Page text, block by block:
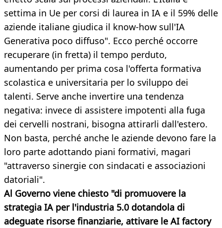
settima in Ue per corsi di laurea in IA e il 59% delle
aziende italiane giudica il know-how sull'IA
Generativa poco diffuso". Ecco perché occorre
recuperare (in fretta) il tempo perduto,
aumentando per prima cosa l'offerta formativa
scolastica e universitaria per lo sviluppo dei
talenti. Serve anche invertire una tendenza
negativa: invece di assistere impotenti alla fuga
dei cervelli nostrani, bisogna attirarli dall'estero.
Non basta, perché anche le aziende devono fare la
loro parte adottando piani formativi, magari
"attraverso sinergie con sindacati e associazioni
datoriali".
Al Governo viene chiesto "di promuovere la
strategia IA per l'industria 5.0 dotandola di
adeguate risorse finanziarie, attivare le AI factory